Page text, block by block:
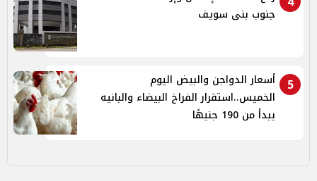
جنوب بنى سويف
5
أسعار الدواجن والبيض اليوم
الخميس..استقرار الفراخ البيضاء والبانيه
يبدأ من 190 جنيهًا